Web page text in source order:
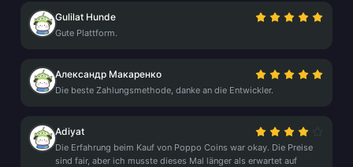
Gulilat Hunde
Gute Plattform.
Александр Макаренко
Die beste Zahlungsmethode, danke an die Entwickler.
Adiyat
Die Erfahrung beim Kauf von Poppo Coins war okay. Die Preise
sind fair, aber ich musste dieses Mal länger als erwartet auf